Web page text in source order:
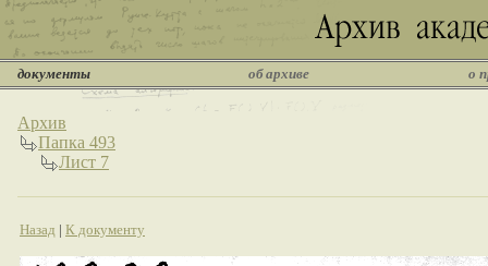
документы об архиве о
Архив
Папка 493
Лист 7
Назад | К документу